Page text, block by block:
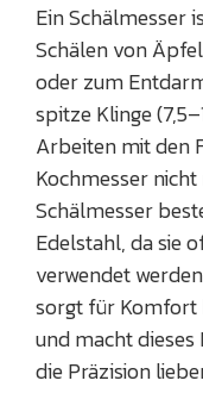
Ein Schälmesser
Schälen von
oder zum
spitze Klinge
Arbeiten mit den
Kochmesser
Schälmesser
Edelstahl, da sie
verwendet
sorgt für Komfort
und macht dieses
die Präzision